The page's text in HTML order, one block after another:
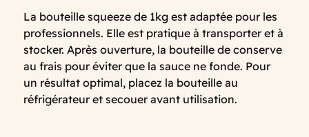
La bouteille squeeze de 1kg est adaptée pour les
professionnels. Elle est pratique à transporter et à
stocker. Après ouverture, la bouteille de conserve
au frais pour éviter que la sauce ne fonde. Pour
un résultat optimal, placez la bouteille au
réfrigérateur et secouer avant utilisation.